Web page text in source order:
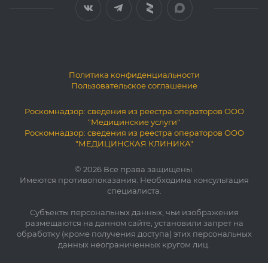
Политика конфиденциальности
Пользовательское соглашение
Роскомнадзор: сведения из реестра операторов ООО
"Медицинские услуги"
Роскомнадзор: сведения из реестра операторов ООО
"МЕДИЦИНСКАЯ КЛИНИКА"
© 2026 Все права защищены.
Имеются противопоказания. Необходима консультация
специалиста.
Субъекты персональных данных, чьи изображения
размещаются на данном сайте, установили запрет на
обработку (кроме получения доступа) этих персональных
данных неограниченных кругом лиц.